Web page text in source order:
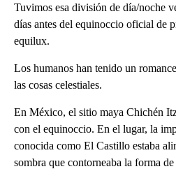
Tuvimos esa división de día/noche
días antes del equinoccio oficial de
equilux.
Los humanos han tenido un
las cosas celestiales.
En México, el sitio maya Chichén
con el equinoccio. En el lugar, la
conocida como El Castillo estaba
sombra que contorneaba la forma